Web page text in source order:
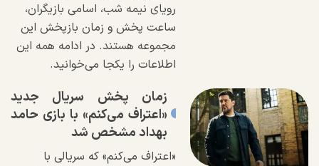
رویای نیمه شب، اسامی بازیگران،
ساعت پخش و زمان بازپخش این
مجموعه هستند. در ادامه همه این
اطلاعات را یکجا می‌خوانید.
زمان پخش سریال جدید
«اعتراف می‌کنم» با بازی حامد
بهداد مشخص شد
«اعتراف می‌کنم» که سریالی با